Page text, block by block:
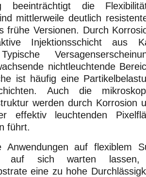
beeinträchtigt die
mittlerweile deutlich
frühe Versionen. Durch
Injektionsschicht aus
nichtleuchtende
ist häufig eine
Auch die
werden durch Korrosion
effektiv leuchtenden
führt.
Anwendungen auf flexiblem
auf sich warten
eine zu hohe